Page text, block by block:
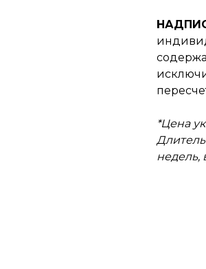
*Цена
недель,